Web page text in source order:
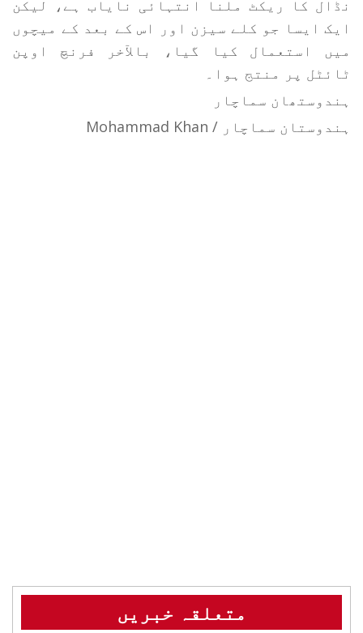
نڈال کا ریکٹ ملنا انتہائی نایاب ہے، لیکن
ایک ایسا جو کلے سیزن اور اس کے بعد کے میچوں
میں استعمال کیا گیا، بالآخر فرنچ اوپن
ٹائٹل پر منتج ہوا۔
ہندوستھان سماچار
ہندوستان سماچار / Mohammad Khan
متعلقہ خبریں